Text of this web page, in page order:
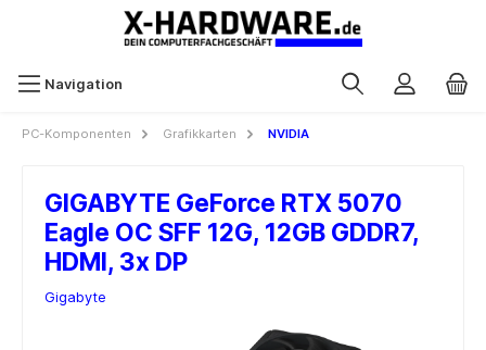
Navigation
PC-Komponenten Grafikkarten NVIDIA
GIGABYTE GeForce RTX 5070
Eagle OC SFF 12G, 12GB GDDR7,
HDMI, 3x DP
Gigabyte